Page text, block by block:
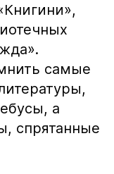
самые
а
спрятанные